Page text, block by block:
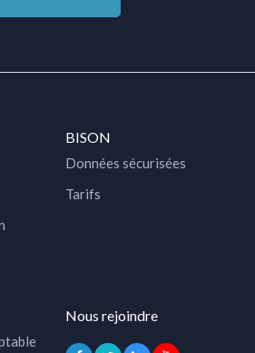
BISON
Données sécurisées
Tarifs
Nous rejoindre